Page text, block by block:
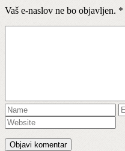
Vaš e-naslov ne bo objavljen. *